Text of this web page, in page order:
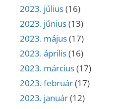
2023. július(16)
2023. június(13)
2023. május(17)
2023. április(16)
2023. március(17)
2023. február(17)
2023. január(12)